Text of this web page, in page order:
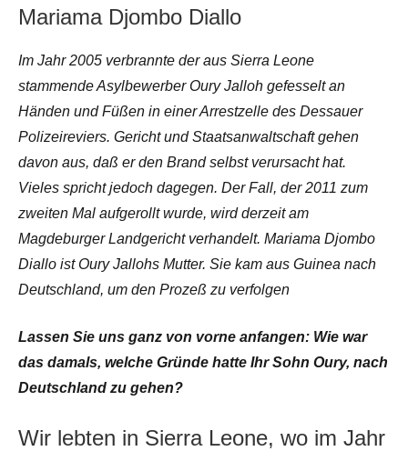
Mariama Djombo Diallo
Im Jahr 2005 verbrannte der aus Sierra Leone
stammende Asylbewerber Oury Jalloh gefesselt an
Händen und Füßen in einer Arrestzelle des Dessauer
Polizeireviers. Gericht und Staatsanwaltschaft gehen
davon aus, daß er den Brand selbst verursacht hat.
Vieles spricht jedoch dagegen. Der Fall, der 2011 zum
zweiten Mal aufgerollt wurde, wird derzeit am
Magdeburger Landgericht verhandelt. Mariama Djombo
Diallo ist Oury Jallohs Mutter. Sie kam aus Guinea nach
Deutschland, um den Prozeß zu verfolgen
Lassen Sie uns ganz von vorne anfangen: Wie war
das damals, welche Gründe hatte Ihr Sohn Oury, nach
Deutschland zu gehen?
Wir lebten in Sierra Leone, wo im Jahr